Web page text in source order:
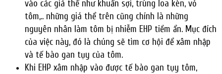
vào các giá thể như khuẩn sợi, trùng loa kèn, vỏ
tôm,.. những giá thể trên cũng chính là những
nguyên nhân làm tôm bị nhiễm EHP tiềm ẩn. Mục đích
của việc này, đó là chúng sẽ tìm cơ hội để xâm nhập
và tế bào gan tụy của tôm.
Khi EHP xâm nhập vào được tế bào gan tụy tôm,